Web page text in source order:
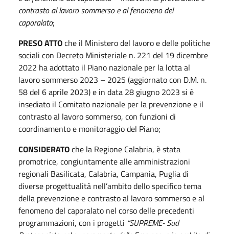
contrasto al lavoro sommerso e al fenomeno del
caporalato;
PRESO ATTOche il Ministero del lavoro e delle politiche
sociali con Decreto Ministeriale n. 221 del 19 dicembre
2022 ha adottato il Piano nazionale per la lotta al
lavoro sommerso 2023 – 2025 (aggiornato con D.M. n.
58 del 6 aprile 2023) e in data 28 giugno 2023 si è
insediato il Comitato nazionale per la prevenzione e il
contrasto al lavoro sommerso, con funzioni di
coordinamento e monitoraggio del Piano;
CONSIDERATOche la Regione Calabria, è stata
promotrice, congiuntamente alle amministrazioni
regionali Basilicata, Calabria, Campania, Puglia di
diverse progettualità nell’ambito dello specifico tema
della prevenzione e contrasto al lavoro sommerso e al
fenomeno del caporalato nel corso delle precedenti
programmazioni, con i progetti “SUPREME- Sud